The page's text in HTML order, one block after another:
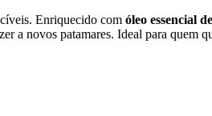
Enriquecido com óleo essencial
a novos patamares. Ideal para quem